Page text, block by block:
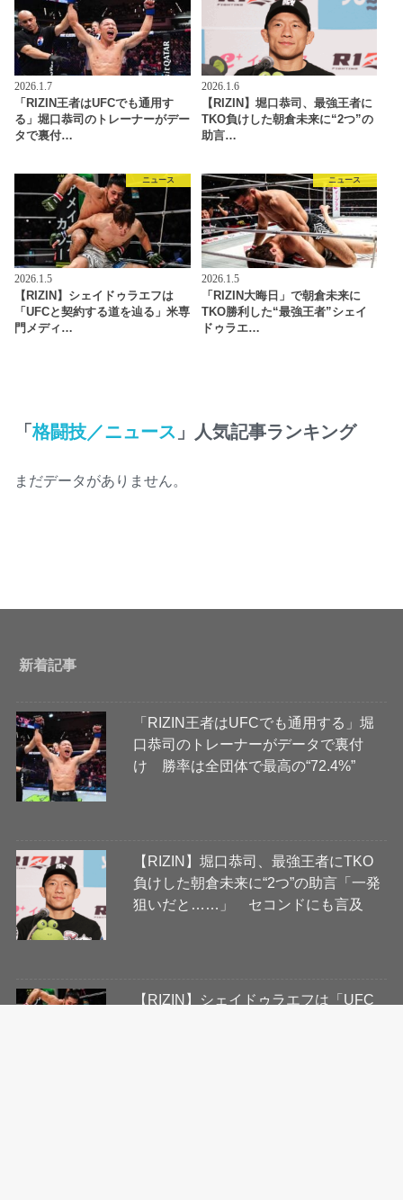
2026.1.7
「RIZIN王者はUFCでも通用す
る」堀口恭司のトレーナーがデー
タで裏付…
2026.1.6
【RIZIN】堀口恭司、最強王者に
TKO負けした朝倉未来に“2つ”の
助言…
ニュース
2026.1.5
【RIZIN】シェイドゥラエフは
「UFCと契約する道を辿る」米専
門メディ…
ニュース
2026.1.5
「RIZIN大晦日」で朝倉未来に
TKO勝利した“最強王者”シェイ
ドゥラエ…
「格闘技／ニュース 」人気記事ランキング
まだデータがありません。
新着記事
「RIZIN王者はUFCでも通用する」堀
口恭司のトレーナーがデータで裏付
け 勝率は全団体で最高の“72.4%”
【RIZIN】堀口恭司、最強王者にTKO
負けした朝倉未来に“2つ”の助言「一発
狙いだと……」 セコンドにも言及
【RIZIN】シェイドゥラエフは「UFC